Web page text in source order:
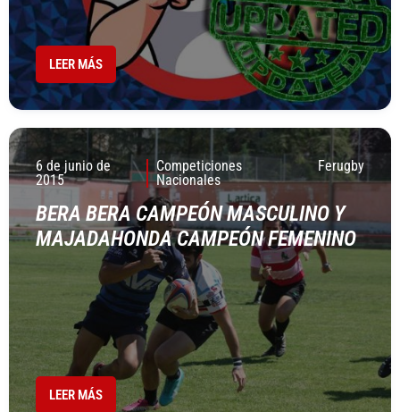
LEER MÁS
6 de junio de
2015
Competiciones
Nacionales
Ferugby
BERA BERA CAMPEÓN MASCULINO Y
MAJADAHONDA CAMPEÓN FEMENINO
LEER MÁS